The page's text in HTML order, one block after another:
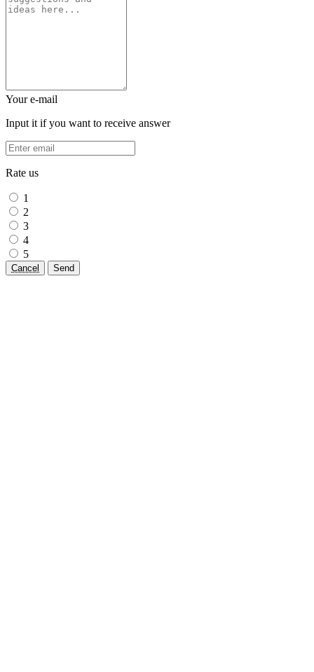
Your e-mail
Input it if you want to receive answer
Rate us
1
2
3
4
5
Cancel Send